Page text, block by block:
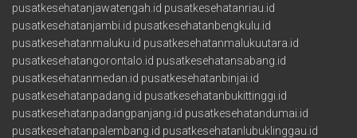
pusatkesehatanjawatengah.id pusatkesehatanriau.id
pusatkesehatanjambi.id pusatkesehatanbengkulu.id
pusatkesehatanmaluku.id pusatkesehatanmalukuutara.id
pusatkesehatangorontalo.id pusatkesehatansabang.id
pusatkesehatanmedan.id pusatkesehatanbinjai.id
pusatkesehatanpadang.id pusatkesehatanbukittinggi.id
pusatkesehatanpadangpanjang.id pusatkesehatandumai.id
pusatkesehatanpalembang.id pusatkesehatanlubuklinggau.id